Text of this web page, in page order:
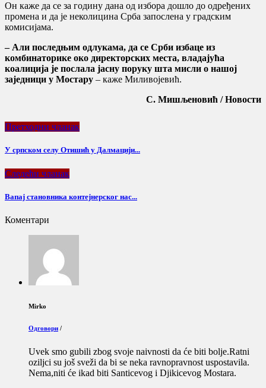
Он каже да се за годину дана од избора дошло до одређених
промена и да је неколицина Срба запослена у градским
комисијама.
– Али последњим одлукама, да се Срби избаце из
комбинаторике око директорских места, владајућа
коалиција је послала јасну поруку шта мисли о нашој
заједници у Мостару – каже Миливојевић.
С. Мишљеновић / Новости
Претходни чланак
У српском селу Отишић у Далмацији...
Следећи чланак
Вапај становника контејнерског нас...
Коментари
Mirko
Одговори /
Uvek smo gubili zbog svoje naivnosti da će biti bolje.Ratni
oziljci su još sveži da bi se neka ravnopravnost uspostavila.
Nema,niti će ikad biti Santicevog i Djikicevog Mostara.